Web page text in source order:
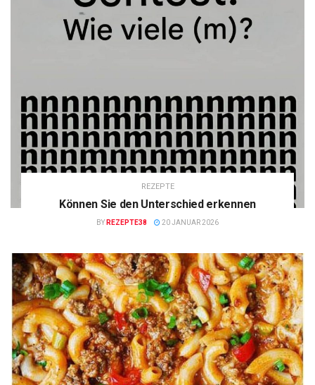
REZEPTE
Können Sie den Unterschied erkennen
BY REZEPTE38 20 JANUAR 2026